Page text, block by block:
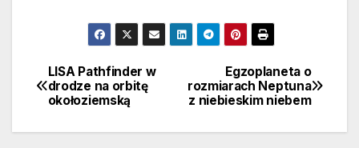
Nawigacja
wpisu
Egzoplaneta o
rozmiarach Neptuna
z niebieskim niebem
LISA Pathfinder w
drodze na orbitę
okołoziemską